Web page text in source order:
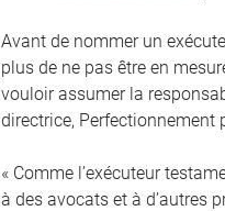
Avant de nommer un
plus de ne pas être en
vouloir assumer la
directrice, Perfectionnement
« Comme l’exécuteur
à des avocats et à d’autres